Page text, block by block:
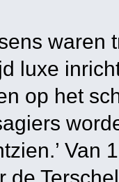
waren
luxe
op het
Van
de